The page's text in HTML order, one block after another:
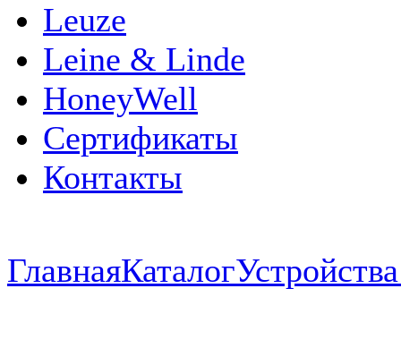
Leuze
Leine & Linde
HoneyWell
Сертификаты
Контакты
ГлавнаяКаталог